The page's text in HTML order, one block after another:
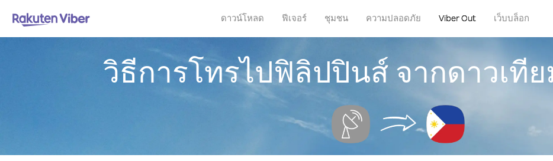
ดาวน์โหลด ฟีเจอร์ ชุมชน ความปลอดภัย Viber Out เว็บบล็อก
วิธีการโทรไปฟิลิปปินส์ จากดาวเที